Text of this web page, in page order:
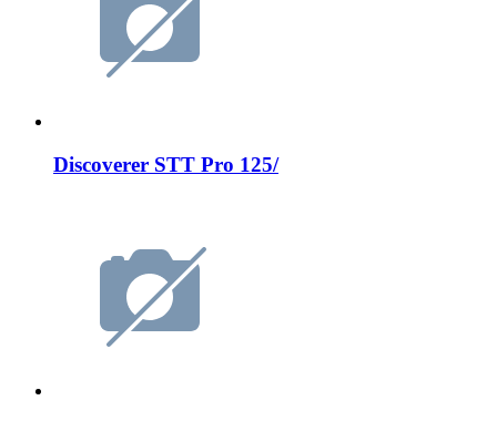
Discoverer STT Pro 125/